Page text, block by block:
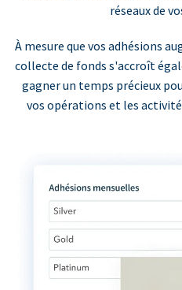
réseaux de
À mesure que vos adhésions
collecte de fonds s'accroît
gagner un temps précieux
vos opérations et les